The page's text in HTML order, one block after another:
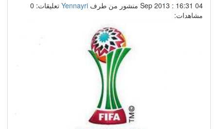
04 Sep 2013 : 16:31 منشور من طرفYennayri تعليقات: 0
مشاهدات: